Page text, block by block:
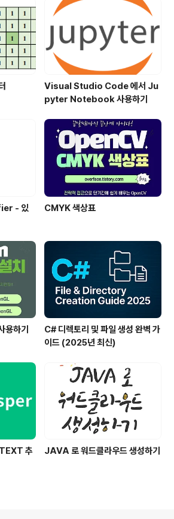
Visual Studio Code 에서 Ju
pyter Notebook 사용하기
- 있
CMYK 색상표
하기
C# 디렉토리 및 파일 생성 완벽 가
이드 (2025년 최신)
추
JAVA 로 워드클라우드 생성하기